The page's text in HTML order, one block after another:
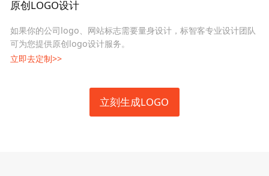
原创LOGO设计
如果你的公司logo、网站标志需要量身设计，标智客专业设计团队
可为您提供原创logo设计服务。
立即去定制>>
立刻生成LOGO